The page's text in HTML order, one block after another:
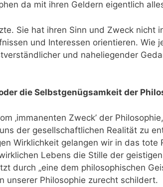
da mit ihren Geldern eigentlich
Sie hat ihren Sinn und Zweck nicht
und Interessen orientieren. Wie
und naheliegender
die Selbstgenügsamkeit der
‚immanenten Zweck’ der
der gesellschaftlichen Realität zu
Wirklichkeit gelangen wir in das
Lebens die Stille der
durch „eine dem philosophi­schen
unserer Philosophie zurecht schildert.